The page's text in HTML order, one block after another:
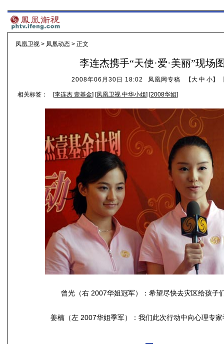
凤凰卫视 > 凤凰动态 > 正文
李连杰携手“天使·爱·美丽”现场
2008年06月30日 18:02 凤凰网专稿 【大 中 小】
相关标签： [李连杰 壹基金] [凤凰卫视 中华小姐] [2008华姐]
曾光（右 2007华姐冠军）：希望尽快去灾区给孩子
姜楠（左 2007华姐季军）：我们此次行动中向心理专